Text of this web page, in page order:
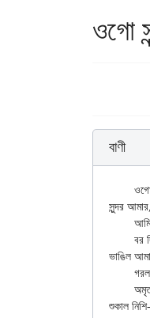
ওগো
বাণী
সুন্দর
ভাঙিল
শুকাল